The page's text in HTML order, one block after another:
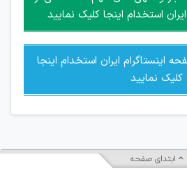
سایت وجود ندارد.
استخدام اینجا کلیک نمایید
ایران استخدام اینجا
کلیک نمایید
ابتدای صفحه